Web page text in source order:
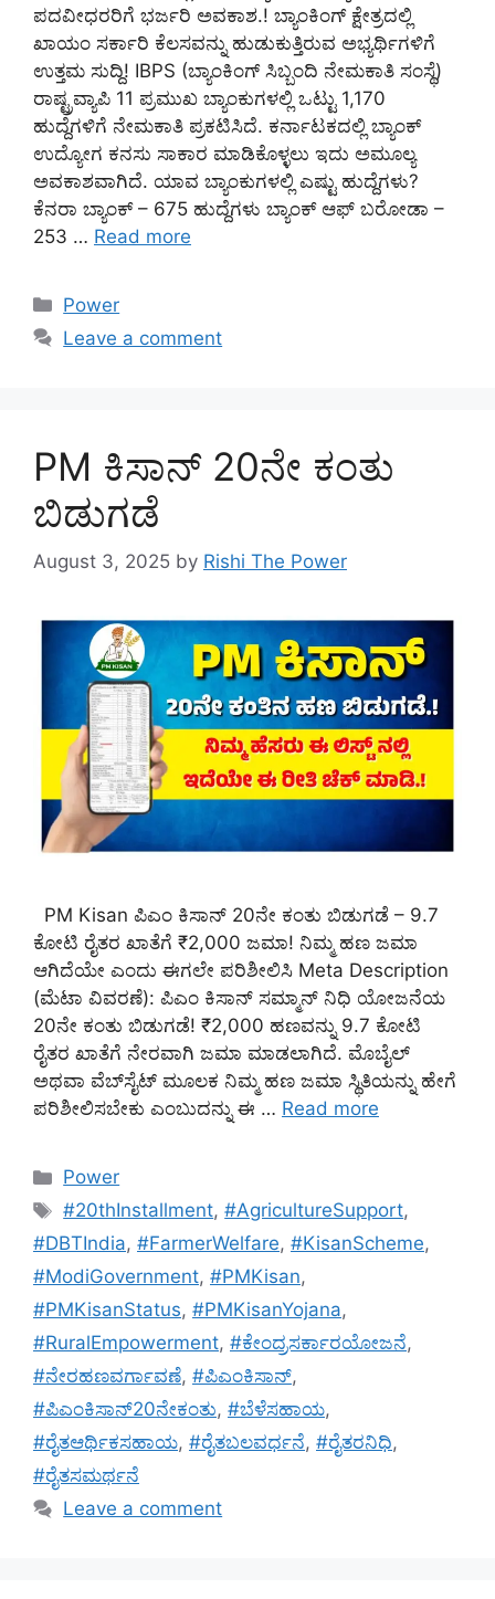
ಪದವೀಧರರಿಗೆ ಭರ್ಜರಿ ಅವಕಾಶ.! ಬ್ಯಾಂಕಿಂಗ್ ಕ್ಷೇತ್ರದಲ್ಲಿ
ಖಾಯಂ ಸರ್ಕಾರಿ ಕೆಲಸವನ್ನು ಹುಡುಕುತ್ತಿರುವ ಅಭ್ಯರ್ಥಿಗಳಿಗೆ
ಉತ್ತಮ ಸುದ್ದಿ! IBPS (ಬ್ಯಾಂಕಿಂಗ್ ಸಿಬ್ಬಂದಿ ನೇಮಕಾತಿ ಸಂಸ್ಥೆ)
ರಾಷ್ಟ್ರವ್ಯಾಪಿ 11 ಪ್ರಮುಖ ಬ್ಯಾಂಕುಗಳಲ್ಲಿ ಒಟ್ಟು 1,170
ಹುದ್ದೆಗಳಿಗೆ ನೇಮಕಾತಿ ಪ್ರಕಟಿಸಿದೆ. ಕರ್ನಾಟಕದಲ್ಲಿ ಬ್ಯಾಂಕ್
ಉದ್ಯೋಗ ಕನಸು ಸಾಕಾರ ಮಾಡಿಕೊಳ್ಳಲು ಇದು ಅಮೂಲ್ಯ
ಅವಕಾಶವಾಗಿದೆ. ಯಾವ ಬ್ಯಾಂಕುಗಳಲ್ಲಿ ಎಷ್ಟು ಹುದ್ದೆಗಳು?
ಕೆನರಾ ಬ್ಯಾಂಕ್ – 675 ಹುದ್ದೆಗಳು ಬ್ಯಾಂಕ್ ಆಫ್ ಬರೋಡಾ –
253 … Read more
Categories
Power
Leave a comment
PM ಕಿಸಾನ್ 20ನೇ ಕಂತು
ಬಿಡುಗಡೆ
August 3, 2025 by Rishi The Power
PM Kisan ಪಿಎಂ ಕಿಸಾನ್ 20ನೇ ಕಂತು ಬಿಡುಗಡೆ – 9.7
ಕೋಟಿ ರೈತರ ಖಾತೆಗೆ ₹2,000 ಜಮಾ! ನಿಮ್ಮ ಹಣ ಜಮಾ
ಆಗಿದೆಯೇ ಎಂದು ಈಗಲೇ ಪರಿಶೀಲಿಸಿ Meta Description
(ಮೆಟಾ ವಿವರಣೆ): ಪಿಎಂ ಕಿಸಾನ್ ಸಮ್ಮಾನ್ ನಿಧಿ ಯೋಜನೆಯ
20ನೇ ಕಂತು ಬಿಡುಗಡೆ! ₹2,000 ಹಣವನ್ನು 9.7 ಕೋಟಿ
ರೈತರ ಖಾತೆಗೆ ನೇರವಾಗಿ ಜಮಾ ಮಾಡಲಾಗಿದೆ. ಮೊಬೈಲ್
ಅಥವಾ ವೆಬ್‌ಸೈಟ್ ಮೂಲಕ ನಿಮ್ಮ ಹಣ ಜಮಾ ಸ್ಥಿತಿಯನ್ನು ಹೇಗೆ
ಪರಿಶೀಲಿಸಬೇಕು ಎಂಬುದನ್ನು ಈ … Read more
Categories
Power
Tags
#20thInstallment,#AgricultureSupport,
#DBTIndia, #FarmerWelfare, #KisanScheme,
#ModiGovernment, #PMKisan,
#PMKisanStatus, #PMKisanYojana,
#RuralEmpowerment, #ಕೇಂದ್ರಸರ್ಕಾರಯೋಜನೆ,
#ನೇರಹಣವರ್ಗಾವಣೆ, #ಪಿಎಂಕಿಸಾನ್,
#ಪಿಎಂಕಿಸಾನ್20ನೇಕಂತು, #ಬೆಳೆಸಹಾಯ,
#ರೈತಆರ್ಥಿಕಸಹಾಯ, #ರೈತಬಲವರ್ಧನೆ, #ರೈತರನಿಧಿ,
#ರೈತಸಮರ್ಥನೆ
Leave a comment